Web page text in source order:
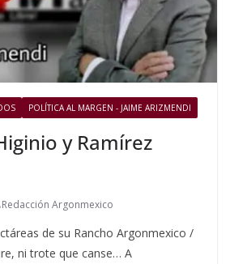
POLÍTICA AL MARGEN - JAIME ARIZMENDI
y Ramírez
Redacción Argonmexico
de su Rancho Argonmexico /
ni trote que canse… A